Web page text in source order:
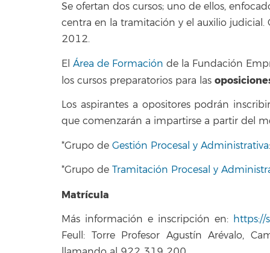
Se ofertan dos cursos; uno de ellos,
centra en la tramitación y el auxilio
2012.
El Área de Formación de la Fundación
los cursos preparatorios para las
Los aspirantes a opositores podrán
que comenzarán a impartirse a partir del
*Grupo de Gestión Procesal y Administrativa
*Grupo de Tramitación Procesal y
Matrícula
Más información e inscripción en: https://
Feull: Torre Profesor Agustín Arévalo,